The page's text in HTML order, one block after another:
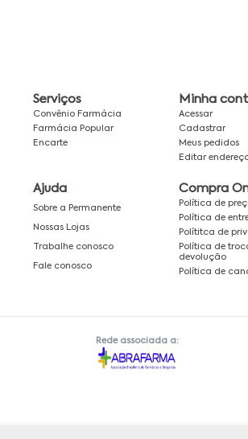
Serviços
Convênio Farmácia
Farmácia Popular
Encarte
Minha
Acessar
Cadastrar
Meus pedidos
Editar
Ajuda
Sobre a Permanente
Nossas Lojas
Trabalhe conosco
Fale conosco
Compra
Política de
Política de
Polítitca de
Política de
devolução
Política de
Rede associada a: